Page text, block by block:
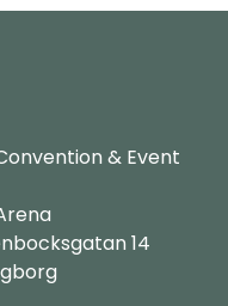
& Event
14